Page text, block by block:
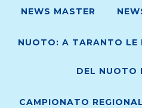
NEWS MASTER
NUOTO: A TARANTO LE
DEL NUOTO
CAMPIONATO